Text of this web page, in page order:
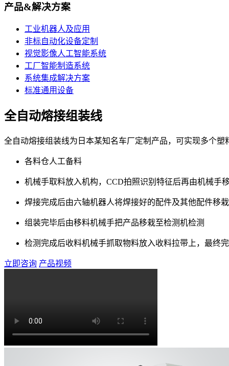
产品&解决方案
工业机器人及应用
非标自动化设备定制
视觉影像人工智能系统
工厂智能制造系统
系统集成解决方案
标准通用设备
全自动熔接组装线
全自动熔接组装线为日本某知名车厂定制产品，可实现多个
各料仓人工备料
机械手取料放入机构，CCD拍照识别特征后再由机械手
焊接完成后由六轴机器人将焊接好的配件及其他配件移
组装完毕后由移料机械手把产品移栽至检测机检测
检测完成后收料机械手抓取物料放入收料拉带上，最终
立即咨询 产品视频